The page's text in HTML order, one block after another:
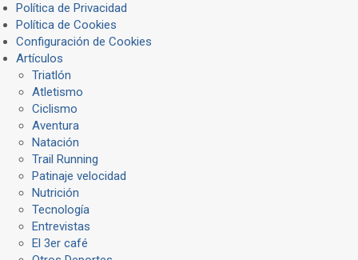
Política de Privacidad
Política de Cookies
Configuración de Cookies
Artículos
Triatlón
Atletismo
Ciclismo
Aventura
Natación
Trail Running
Patinaje velocidad
Nutrición
Tecnología
Entrevistas
El 3er café